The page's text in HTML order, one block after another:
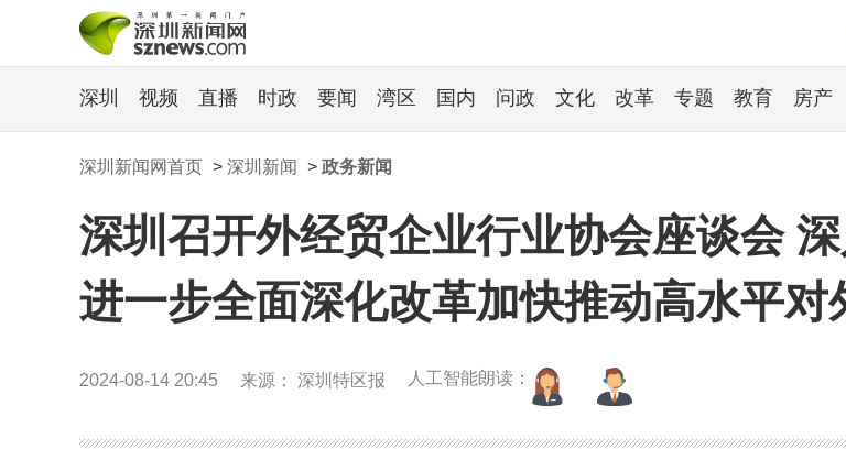
深圳 视频 直播 时政 要闻 湾区 国内 问政 文化 改革 专题 教育 房产
深圳新闻网首页 > 深圳新闻 > 政务新闻
深圳召开外经贸企业行业协会座谈会
进一步全面深化改革加快推动高水平对
2024-08-14 20:45 来源： 深圳特区报 人工智能朗读：